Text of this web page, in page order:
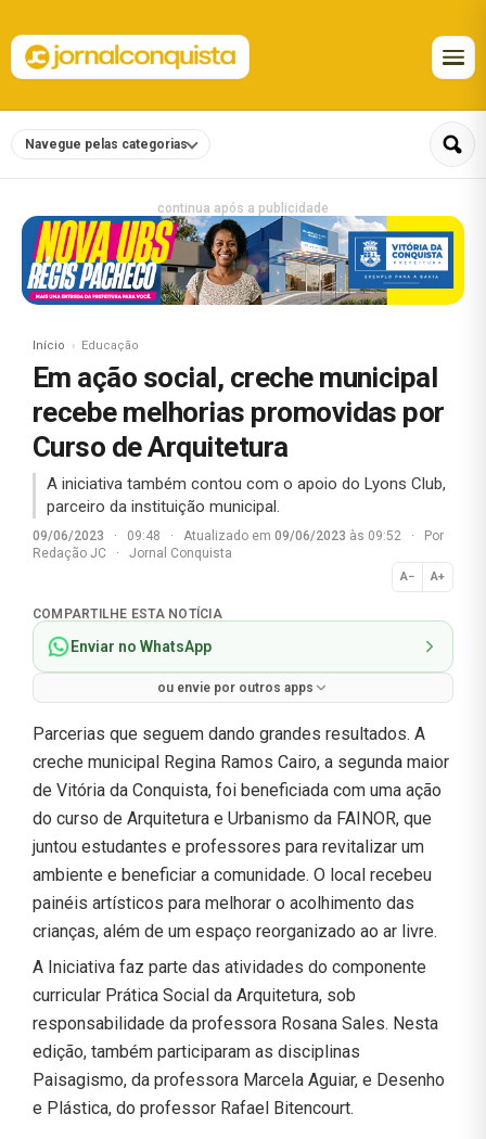
Navegue pelas categorias
continua após a publicidade
Início Educação
Em ação social, creche municipal
recebe melhorias promovidas por
Curso de Arquitetura
A iniciativa também contou com o apoio do Lyons Club,
parceiro da instituição municipal.
09/06/2023 · 09:48 · Atualizado em 09/06/2023 às 09:52 ·
Por
Redação JC
· Jornal Conquista
A− A+
Normal
COMPARTILHE ESTA NOTÍCIA
Enviar no WhatsApp
ou envie por outros apps
Parcerias que seguem dando grandes resultados. A
creche municipal Regina Ramos Cairo, a segunda maior
de Vitória da Conquista, foi beneficiada com uma ação
do curso de Arquitetura e Urbanismo da FAINOR, que
juntou estudantes e professores para revitalizar um
ambiente e beneficiar a comunidade. O local recebeu
painéis artísticos para melhorar o acolhimento das
crianças, além de um espaço reorganizado ao ar livre.
A Iniciativa faz parte das atividades do componente
curricular Prática Social da Arquitetura, sob
responsabilidade da professora Rosana Sales. Nesta
edição, também participaram as disciplinas
Paisagismo, da professora Marcela Aguiar, e Desenho
e Plástica, do professor Rafael Bitencourt.